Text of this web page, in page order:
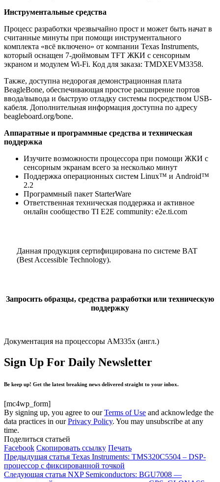
Инструментальные средства
Процесс разработки чрезвычайно прост и может быть начат в
считанные минуты при помощи инструментального
комплекта «всё включено» от компании Texas Instruments,
который оснащен 7-дюймовым TFT ЖКИ с сенсорным
экраном и модулем Wi-Fi. Код для заказа: TMDXEVM3358.
Также, доступна недорогая демонстрационная плата
BeagleBone, обеспечивающая простое расширение портов
ввода/вывода и быструю отладку системы посредством USB-
кабеля. Дополнительная информация доступна по адресу
beagleboard.org/bone.
Аппаратные и программные средства и техническая
поддержка
Изучите возможности процессора при помощи ЖКИ с
сенсорным экранам всего за несколько минут
Поддержка операционных систем Linux™ и Android™
2.2
Программный пакет StarterWare
Ответственная техническая поддержка и активное
онлайн сообщество TI E2E community: e2e.ti.com
Данная продукция сертифицирована по системе BAT
(Best Accessible Technology).
Запросить образцы, средства разработки или техническую
поддержку
Документация на процессоры AM335x (англ.)
Sign Up For Daily Newsletter
Be keep up! Get the latest breaking news delivered straight to your inbox.
[mc4wp_form]
By signing up, you agree to ourTerms of Use and acknowledge the
data practices in ourPrivacy Policy. You may unsubscribe at any
time.
Поделиться статьей
Facebook Скопировать ссылку Печать
Предыдущая статья Texas Instruments: TMS320C5504 – DSP-
процессор с фиксированной точкой
Следующая статья NXP Semiconductors: BGU7008 —